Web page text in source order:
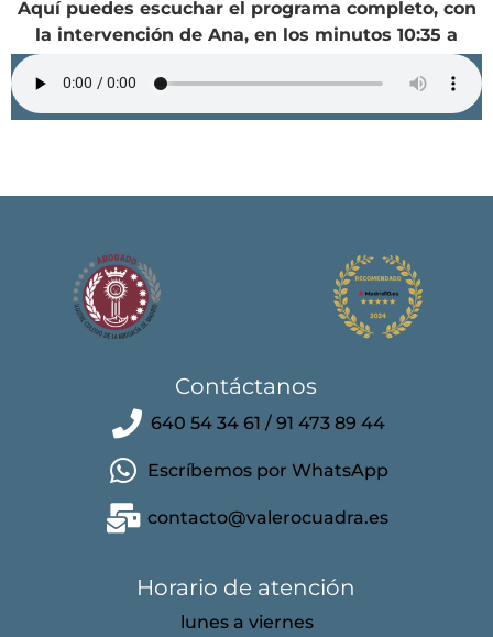
Aquí puedes escuchar el programa completo, con
la intervención de Ana, en los minutos 10:35 a
Contáctanos
640 54 34 61 / 91 473 89 44
Escríbemos por WhatsApp
contacto@valerocuadra.es
Horario de atención
lunes a viernes